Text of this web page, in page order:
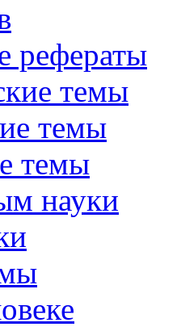
рефераты
темы
темы
темы
науки